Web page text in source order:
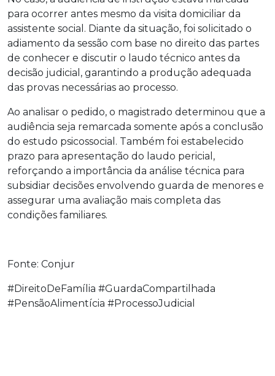
para ocorrer antes mesmo da visita domiciliar da
assistente social. Diante da situação, foi solicitado o
adiamento da sessão com base no direito das partes
de conhecer e discutir o laudo técnico antes da
decisão judicial, garantindo a produção adequada
das provas necessárias ao processo.
Ao analisar o pedido, o magistrado determinou que a
audiência seja remarcada somente após a conclusão
do estudo psicossocial. Também foi estabelecido
prazo para apresentação do laudo pericial,
reforçando a importância da análise técnica para
subsidiar decisões envolvendo guarda de menores e
assegurar uma avaliação mais completa das
condições familiares.
Fonte: Conjur
#DireitoDeFamília #GuardaCompartilhada
#PensãoAlimentícia #ProcessoJudicial